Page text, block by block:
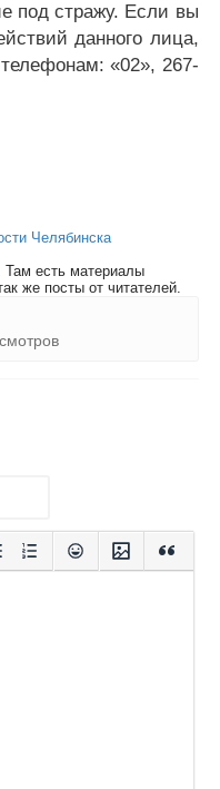
под стражу. Если вы
данного лица,
«02», 267-
Челябинска
Там есть материалы
же посты от читателей.